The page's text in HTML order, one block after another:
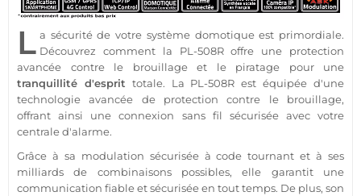
L a sécuritéde votre système domotiqueest primordiale.
Découvrez comment la PL-508Roffre une protection
avancée contre le brouillageet le piratage pour une
tranquillité d'esprit totale. La PL-508R est équipée d'une
technologie avancée de protection contre le brouillage,
offrant ainsi une connexion sans fil sécurisée avec votre
centrale d'alarme.
Grâce à sa modulation sécurisée à code tournant et à ses
milliards de combinaisons possibles, elle garantit une
communication fiableet sécurisée en tout temps. De plus, son